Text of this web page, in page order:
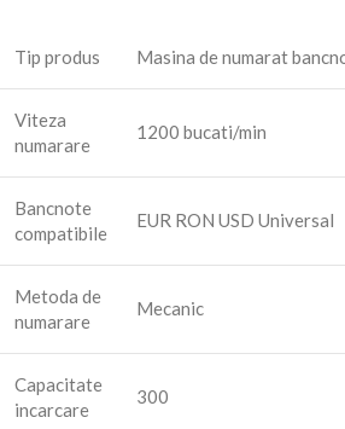
Tip produs Masina de numarat
Viteza
numarare
1200 bucati/min
Bancnote
compatibile
EUR RON USD Universal
Metoda de
numarare
Mecanic
Capacitate
incarcare
300